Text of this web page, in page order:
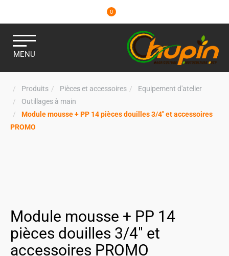
0
MENU
Produits Pièces et accessoires
Equipement d'atelier
Outillages à main
Module mousse + PP 14 pièces douilles 3/4" et accessoires
PROMO
Module mousse + PP 14
pièces douilles 3/4" et
accessoires PROMO